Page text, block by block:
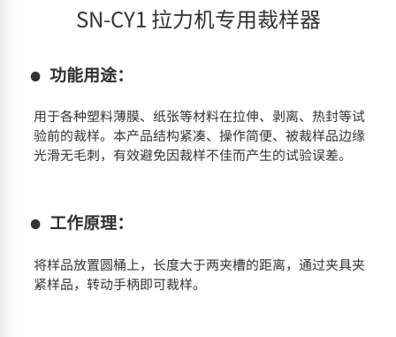
SN-CY1 拉力机专用裁样器
功能用途：
用于各种塑料薄膜、纸张等材料在拉伸、剥离、热封等试
验前的裁样。本产品结构紧凑、操作简便、被裁样品边缘
光滑无毛刺，有效避免因裁样不佳而产生的试验误差。
工作原理：
将样品放置圆桶上，长度大于两夹槽的距离，通过夹具夹
紧样品，转动手柄即可裁样。